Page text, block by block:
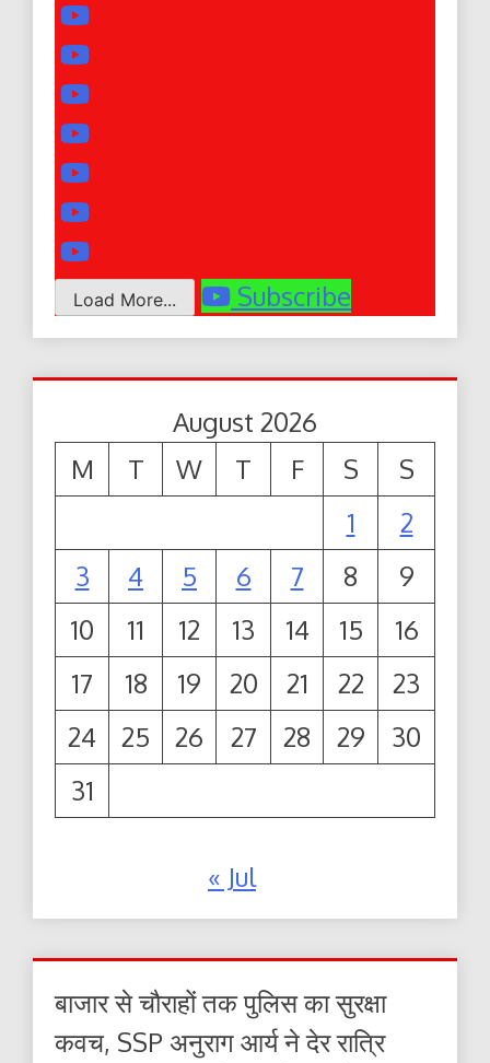
Load More... Subscribe
August 2026
M
T W T F S
S
1
2
3
4 5 6 7 8
9
10
11 12 13 14 15
16
17
18 19 20 21 22
23
24
25 26 27 28 29
30
31
« Jul
बाजार से चौराहों तक पुलिस का सुरक्षा
कवच, SSP अनुराग आर्य ने देर रात्रि